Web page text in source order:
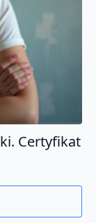
Certyfikat